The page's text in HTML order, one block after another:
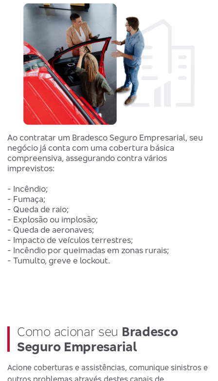
Ao contratar um Bradesco Seguro Empresarial, seu
negócio já conta com uma cobertura básica
compreensiva, assegurando contra vários
imprevistos:
- Incêndio;
- Fumaça;
- Queda de raio;
- Explosão ou implosão;
- Queda de aeronaves;
- Impacto de veículos terrestres;
- Incêndio por queimadas em zonas rurais;
- Tumulto, greve e lockout.
Como acionar seu Bradesco
Seguro Empresarial
Acione coberturas e assistências, comunique sinistros e